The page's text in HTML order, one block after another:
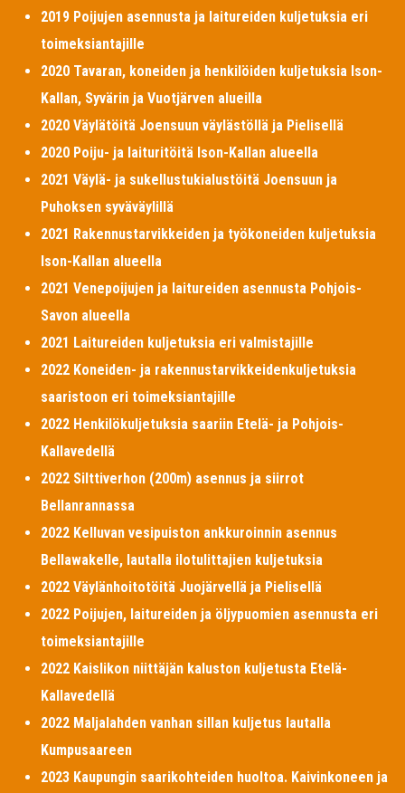
2019 Poijujen asennusta ja laitureiden kuljetuksia eri
toimeksiantajille
2020 Tavaran, koneiden ja henkilöiden kuljetuksia Ison-
Kallan, Syvärin ja Vuotjärven alueilla
2020 Väylätöitä Joensuun väylästöllä ja Pielisellä
2020 Poiju- ja laituritöitä Ison-Kallan alueella
2021 Väylä- ja sukellustukialustöitä Joensuun ja
Puhoksen syväväylillä
2021 Rakennustarvikkeiden ja työkoneiden kuljetuksia
Ison-Kallan alueella
2021 Venepoijujen ja laitureiden asennusta Pohjois-
Savon alueella
2021 Laitureiden kuljetuksia eri valmistajille
2022 Koneiden- ja rakennustarvikkeidenkuljetuksia
saaristoon eri toimeksiantajille
2022 Henkilökuljetuksia saariin Etelä- ja Pohjois-
Kallavedellä
2022 Silttiverhon (200m) asennus ja siirrot
Bellanrannassa
2022 Kelluvan vesipuiston ankkuroinnin asennus
Bellawakelle, lautalla ilotulittajien kuljetuksia
2022 Väylänhoitotöitä Juojärvellä ja Pielisellä
2022 Poijujen, laitureiden ja öljypuomien asennusta eri
toimeksiantajille
2022 Kaislikon niittäjän kaluston kuljetusta Etelä-
Kallavedellä
2022 Maljalahden vanhan sillan kuljetus lautalla
Kumpusaareen
2023 Kaupungin saarikohteiden huoltoa. Kaivinkoneen ja